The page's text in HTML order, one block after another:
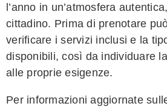
l’anno in un’atmosfera
cittadino. Prima di prenotare
verificare i servizi inclusi e la
disponibili, così da individuare
alle proprie esigenze.
Per informazioni aggiornate